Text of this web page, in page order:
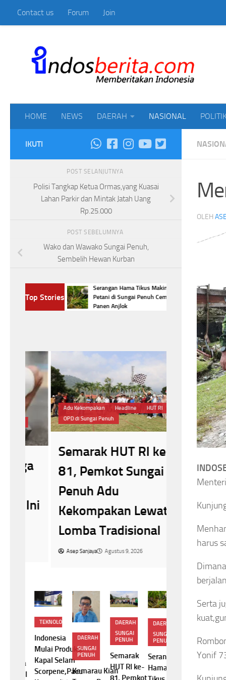
Skip to content
Contact us Forum Join
HOME NEWS DAERAH NASIONAL
OLEH
harus
Serta
Yonif
IKUTI
POST SELANJUTNYA
Polisi Tangkap Ketua Ormas,yang Kuasai
Lahan Parkir dan Mintak Jatah Uang
Rp.25.000
POST SEBELUMNYA
Wako dan Wawako Sungai Penuh,
Sembelih Hewan Kurban
Top Stories
Lomba
Serangan Hama Tikus Makin Meluas,
Petani di Sungai Penuh Cemas Hasil
Panen Anjlok
Adu Kekompakan Headline
HUT RI
OPD di Sungai Penuh
Semarak HUT RI ke-
81, Pemkot Sungai
Penuh Adu
Kekompakan Lewat
Lomba Tradisional
Asep Sanjaya Agustus 9, 2026
Hama Tikus
Serang Tanaman
Makin
Anjlok
TEKNOLOGI
Indonesia
Mulai Produksi
Kapal Selam
Scorpene,Pacu
DAERAH
SUNGAI
PENUH
Kemarau Kian
DAERAH
SUNGAI
PENUH
Semarak
HUT RI ke-
81, Pemkot
DAERAH
SUNGAI
PENUH
Serangan
Hama
Pemilik